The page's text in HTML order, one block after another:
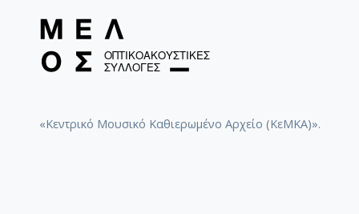
«Κεντρικό Μουσικό Καθιερωμένο Αρχείο (ΚεΜΚΑ)».